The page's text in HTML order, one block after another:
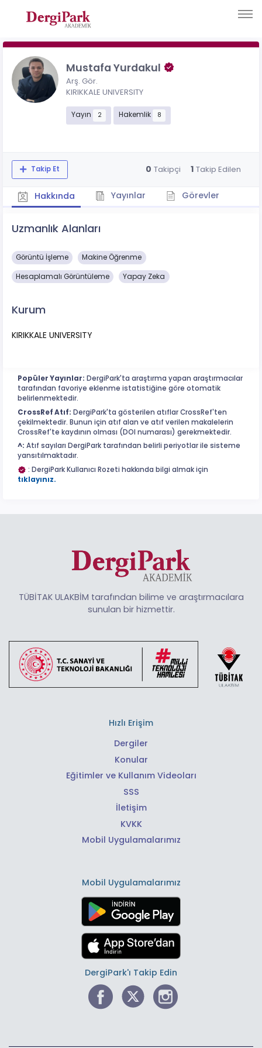
Mustafa Yurdakul
Arş. Gör.
KIRIKKALE UNIVERSITY
Yayın 2 Hakemlik 8
Takip Et 0 Takipçi 1 Takip Edilen
Hakkında Yayınlar Görevler
Uzmanlık Alanları
Görüntü İşleme Makine Öğrenme
Hesaplamalı Görüntüleme Yapay Zeka
Kurum
KIRIKKALE UNIVERSITY
Popüler Yayınlar: DergiPark'ta araştırma yapan araştırmacılar
tarafından favoriye eklenme istatistiğine göre otomatik
belirlenmektedir.
CrossRef Atıf: DergiPark'ta gösterilen atıflar CrossRef'ten
çekilmektedir. Bunun için atıf alan ve atıf verilen makalelerin
CrossRef'te kaydının olması (DOI numarası) gerekmektedir.
^: Atıf sayıları DergiPark tarafından belirli periyotlar ile sisteme
yansıtılmaktadır.
: DergiPark Kullanıcı Rozeti hakkında bilgi almak için
tıklayınız.
TÜBİTAK ULAKBİM tarafından bilime ve araştırmacılara
sunulan bir hizmettir.
Hızlı Erişim
Dergiler
Konular
Eğitimler ve Kullanım Videoları
SSS
İletişim
KVKK
Mobil Uygulamalarımız
Mobil Uygulamalarımız
DergiPark'ı Takip Edin